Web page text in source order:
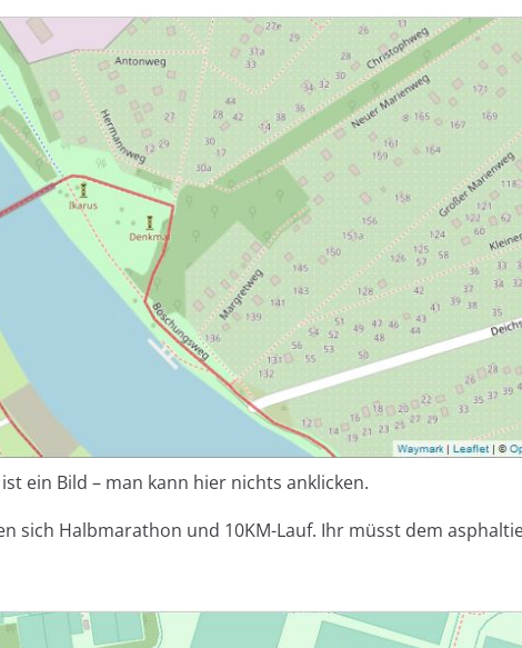
ein Bild – man kann hier nichts anklicken.
sich Halbmarathon und 10KM-Lauf. Ihr müsst dem